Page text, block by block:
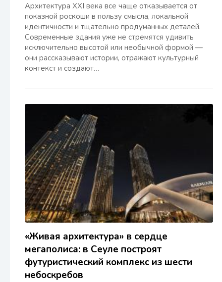
Архитектура XXI века все чаще отказывается от
показной роскоши в пользу смысла, локальной
идентичности и тщательно продуманных деталей.
Современные здания уже не стремятся удивить
исключительно высотой или необычной формой —
они рассказывают истории, отражают культурный
контекст и создают…
«Живая архитектура» в сердце
мегаполиса: в Сеуле построят
футуристический комплекс из шести
небоскребов